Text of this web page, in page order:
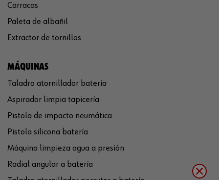
Carracas
Paleta de albañil
Extractor de tornillos
MÁQUINAS
Taladro atornillador batería
Aspirador limpia tapicería
Pistola de impacto neumática
Pistola silicona batería
Máquina limpieza agua a presión
Radial angular a batería